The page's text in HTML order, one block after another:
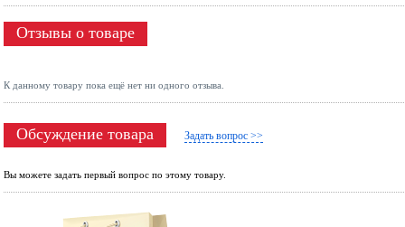
Отзывы о товаре
К данному товару пока ещё нет ни одного отзыва.
Обсуждение товара Задать вопрос >>
Вы можете задать первый вопрос по этому товару.